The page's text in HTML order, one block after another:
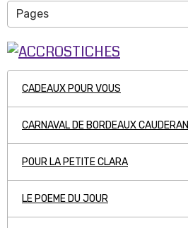
CADEAUX POUR VOUS
CARNAVAL DE BORDEAUX CAUDERAN
POUR LA PETITE CLARA
LE POEME DU JOUR